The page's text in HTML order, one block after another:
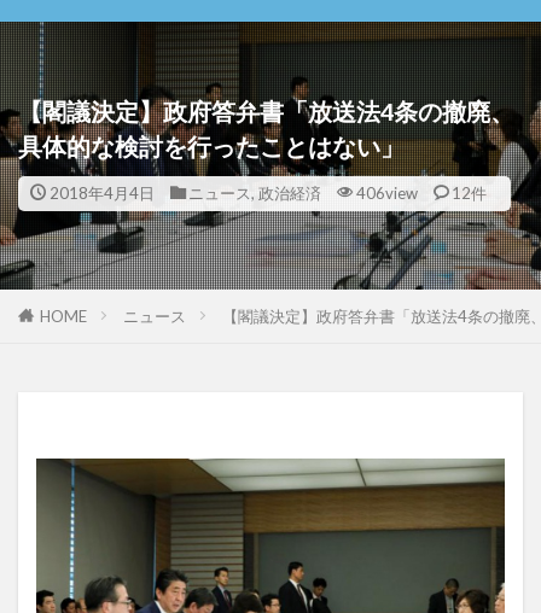
【閣議決定】政府答弁書「放送法4条の撤廃、
具体的な検討を行ったことはない」
2018年4月4日 ニュース, 政治経済 406view 12件
HOME ニュース 【閣議決定】政府答弁書「放送法4条の撤